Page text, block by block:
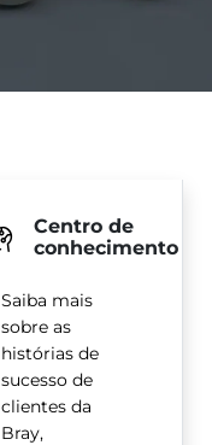
Centro de
conhecimento
Saiba mais
sobre as
histórias de
sucesso de
clientes da
Bray,